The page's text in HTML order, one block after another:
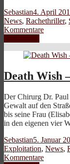
Sebastian4. April
News, Rachethriller,
Kommentare
Death Wish
Der Chirurg Dr.
Gewalt auf den
bis seine Frau
in den eigenen vier
Sebastian5. Januar
Exploitation, News,
Kommentare